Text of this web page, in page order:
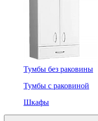
Тумбы без раковины
Тумбы с раковиной
Шкафы